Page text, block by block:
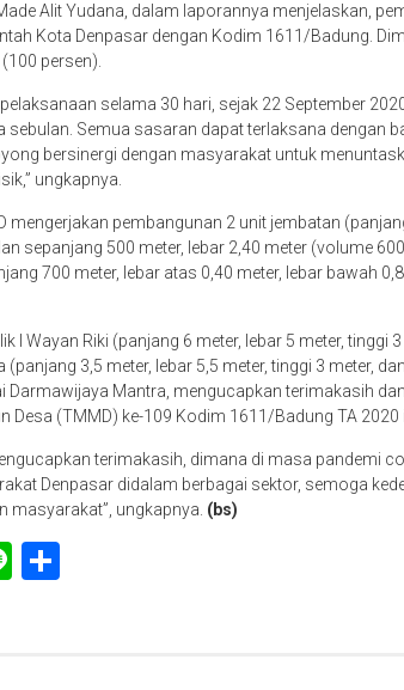
Alit Yudana, dalam laporannya menjelaskan,
Kota Denpasar dengan Kodim 1611/Badung.
persen).
selama 30 hari, sejak 22 September
Semua sasaran dapat terlaksana dengan
bersinergi dengan masyarakat untuk
ungkapnya.
mengerjakan pembangunan 2 unit jembatan
sepanjang 500 meter, lebar 2,40 meter (volume
700 meter, lebar atas 0,40 meter, lebar bawah
I Wayan Riki (panjang 6 meter, lebar 5 meter, tinggi
3,5 meter, lebar 5,5 meter, tinggi 3 meter,
Darmawijaya Mantra, mengucapkan terimakasih
Desa (TMMD) ke-109 Kodim 1611/Badung TA 2020
terimakasih, dimana di masa pandemi
Denpasar didalam berbagai sektor, semoga
masyarakat”, ungkapnya. (bs)
Line